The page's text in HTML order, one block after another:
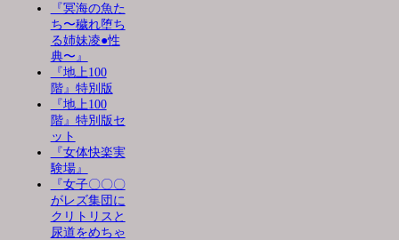
『冥海の魚た
ち〜穢れ堕ち
る姉妹凌●性
典〜』
『地上100
階』特別版
『地上100
階』特別版セ
ット
『女体快楽実
験場』
『女子〇〇〇
がレズ集団に
クリトリスと
尿道をめちゃ